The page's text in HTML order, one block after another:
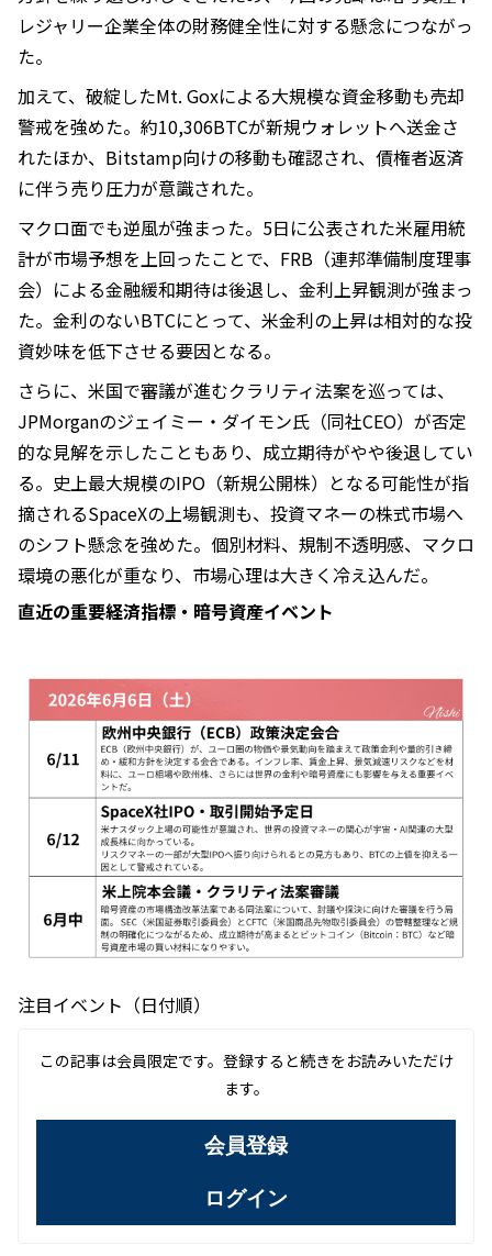
レジャリー企業全体の財務健全性に対する懸念につながっ
た。
加えて、破綻したMt. Goxによる大規模な資金移動も売却
警戒を強めた。約10,306BTCが新規ウォレットへ送金さ
れたほか、Bitstamp向けの移動も確認され、債権者返済
に伴う売り圧力が意識された。
マクロ面でも逆風が強まった。5日に公表された米雇用統
計が市場予想を上回ったことで、FRB（連邦準備制度理事
会）による金融緩和期待は後退し、金利上昇観測が強まっ
た。金利のないBTCにとって、米金利の上昇は相対的な投
資妙味を低下させる要因となる。
さらに、米国で審議が進むクラリティ法案を巡っては、
JPMorganのジェイミー・ダイモン氏（同社CEO）が否定
的な見解を示したこともあり、成立期待がやや後退してい
る。史上最大規模のIPO（新規公開株）となる可能性が指
摘されるSpaceXの上場観測も、投資マネーの株式市場へ
のシフト懸念を強めた。個別材料、規制不透明感、マクロ
環境の悪化が重なり、市場心理は大きく冷え込んだ。
直近の重要経済指標・暗号資産イベント
注目イベント（日付順）
この記事は会員限定です。登録すると続きをお読みいただけ
ます。
会員登録
ログイン